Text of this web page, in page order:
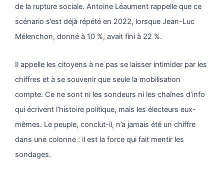
de la rupture sociale. Antoine Léaument rappelle que ce
scénario s’est déjà répété en 2022, lorsque Jean-Luc
Mélenchon, donné à 10 %, avait fini à 22 %.
Il appelle les citoyens à ne pas se laisser intimider par les
chiffres et à se souvenir que seule la mobilisation
compte. Ce ne sont ni les sondeurs ni les chaînes d’info
qui écrivent l’histoire politique, mais les électeurs eux-
mêmes. Le peuple, conclut-il, n’a jamais été un chiffre
dans une colonne : il est la force qui fait mentir les
sondages.